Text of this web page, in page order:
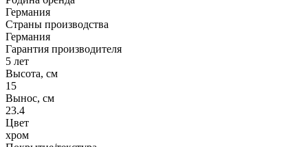
Германия
Страны производства
Германия
Гарантия производителя
5 лет
Высота, см
15
Вынос, см
23.4
Цвет
хром